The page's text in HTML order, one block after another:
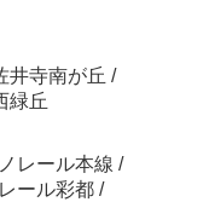
井寺南が丘 /
緑丘
レール本線 /
ール彩都 /